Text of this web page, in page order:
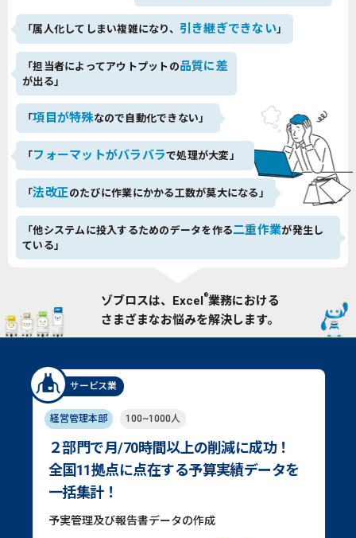
「属人化してしまい複雑になり、 引き継ぎできない」
「担当者によってアウトプットの品質に差
が出る」
「項目が特殊なので自動化できない」
「フォーマットがバラバラで処理が大変」
「法改正のたびに作業にかかる工数が莫大になる」
「他システムに投入するためのデータを作る二重作業が発生し
ている」
ゾブロスは、Excel®業務における
さまざまなお悩みを解決します。
サービス業
経営管理本部 100~1000人
２部門で月/70時間以上の削減に成功！
全国11拠点に点在する予算実績データを
一括集計！
予実管理及び報告書データの作成